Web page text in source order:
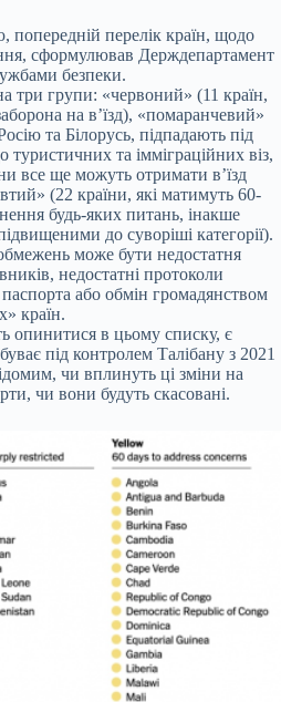
попередній перелік країн, щодо
сформулював Держдепартамент
безпеки.
три групи: «червоний» (11 країн,
на в’їзд), «помаранчевий»
та Білорусь, підпадають під
та імміграційних віз,
все ще можуть отримати в’їзд
(22 країни, які матимуть 60-
будь-яких питань, інакше
до суворіші категорії).
може бути недостатня
недостатні протоколи
паспорта або обмін громадянством
країн.
опинитися в цьому списку, є
під контролем Талібану з 2021
чи вплинуть ці зміни на
чи вони будуть скасовані.